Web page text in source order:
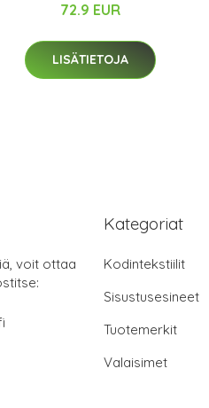
72.9 EUR
LISÄTIETOJA
voit ottaa
Kategoriat
Kodintekstiilit
Sisustusesineet
Tuotemerkit
Valaisimet